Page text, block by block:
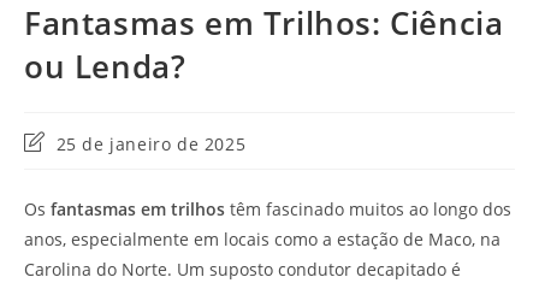
Fantasmas em Trilhos: Ciência
ou Lenda?
Última
post:
25 de janeiro de 2025
Os fantasmas em trilhos têm fascinado muitos ao longo dos
anos, especialmente em locais como a estação de Maco, na
Carolina do Norte. Um suposto condutor decapitado é